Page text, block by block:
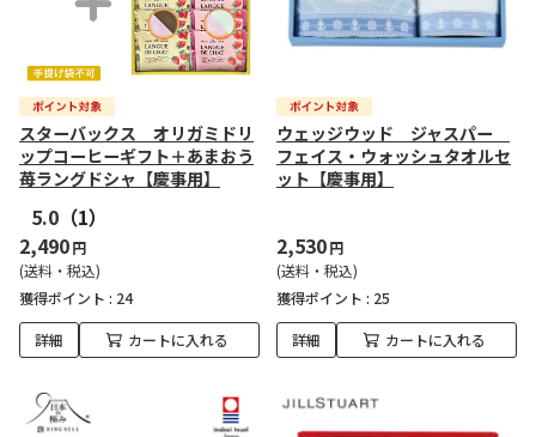
スターバックス オリガミドリ
ップコーヒーギフト＋あまおう
苺ラングドシャ【慶事用】
5.0 （1）
2,490円
(送料・税込)
獲得ポイント : 24
詳細 カートに入れる
ウェッジウッド ジャスパー
フェイス・ウォッシュタオルセ
ット【慶事用】
2,530円
(送料・税込)
獲得ポイント : 25
詳細 カートに入れる